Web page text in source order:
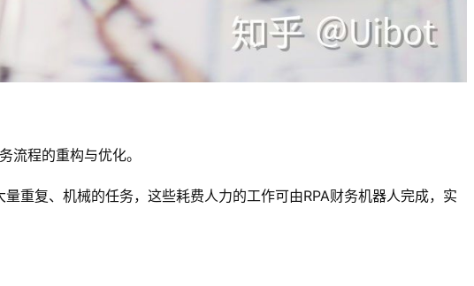
流程的重构与优化。
重复、机械的任务，这些耗费人力的工作可由RPA财务机器人完成，实